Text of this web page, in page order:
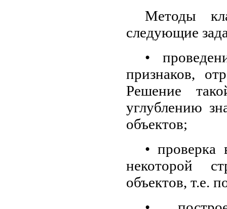
Методы
следующие
•
признаков,
Решение
углублению
объектов;
• проверка
некоторой
объектов, т.е.